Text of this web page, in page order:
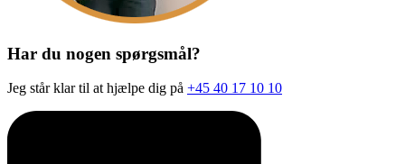
Har du nogen spørgsmål?
Jeg står klar til at hjælpe dig på +45 40 17 10 10